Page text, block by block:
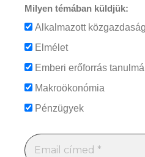
Milyen témában küldjük:
Alkalmazott
Elmélet
Emberi erőforrás
Makroökonómia
Pénzügyek